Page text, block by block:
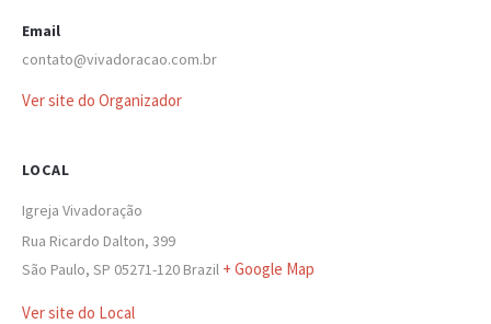
Email
contato@vivadoracao.com.br
Ver site do Organizador
LOCAL
Igreja Vivadoração
Rua Ricardo Dalton, 399
São Paulo, SP 05271-120 Brazil + Google Map
Ver site do Local